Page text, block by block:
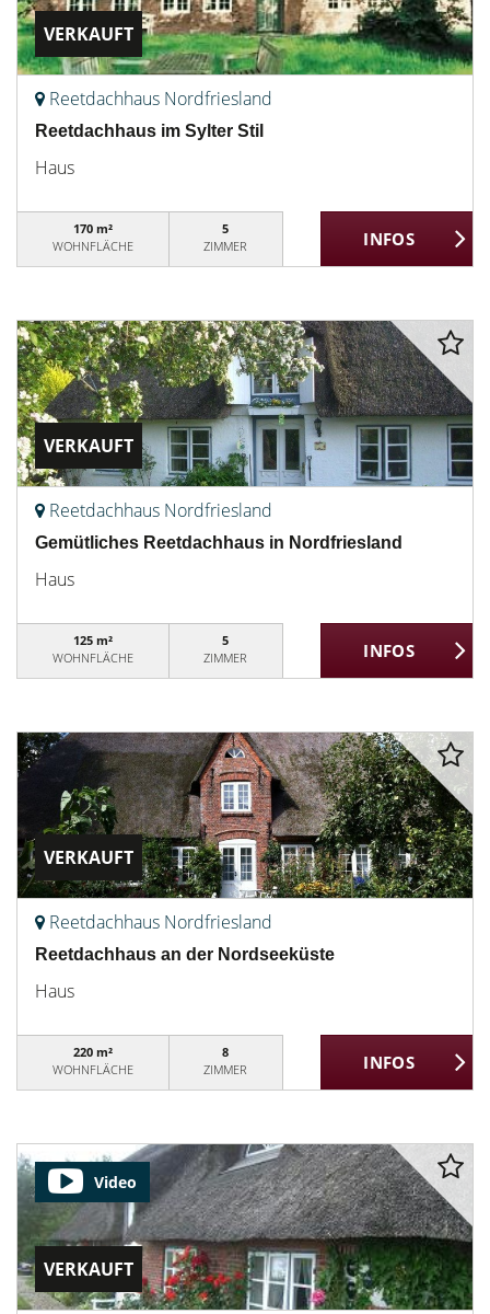
VERKAUFT
Reetdachhaus Nordfriesland
Reetdachhaus im Sylter Stil
Haus
170 m²
WOHNFLÄCHE
5
ZIMMER
VERKAUFT
Reetdachhaus Nordfriesland
Gemütliches Reetdachhaus in Nordfriesland
Haus
125 m²
WOHNFLÄCHE
5
ZIMMER
VERKAUFT
Reetdachhaus Nordfriesland
Reetdachhaus an der Nordseeküste
Haus
220 m²
WOHNFLÄCHE
8
ZIMMER
VERKAUFT
Video